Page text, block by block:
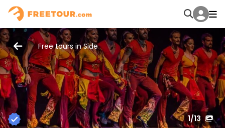
Free tours in Side
1/13